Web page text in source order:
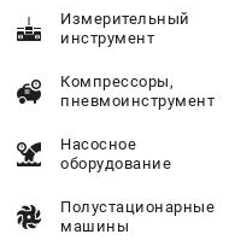
Измерительный
инструмент
Компрессоры,
пневмоинструмент
Насосное
оборудование
Полустационарные
машины